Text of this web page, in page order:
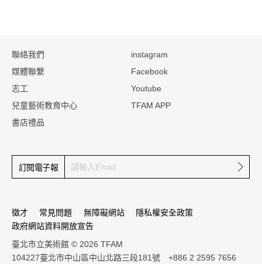
聯絡我們
媒體聯繫
志工
兒童藝術教育中心
書店禮品
instagram
Facebook
Youtube
TFAM APP
訂閱電子報 確定
徵才 常見問題 無障礙網站
隱私權安全政策
政府網站資料開放宣告
臺北市立美術館 © 2026 TFAM
104227臺北市中山區中山北路三段181號 +886 2 2595 7656